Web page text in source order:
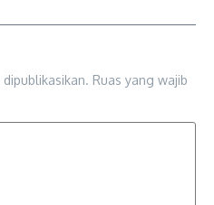
Ruas yang wajib